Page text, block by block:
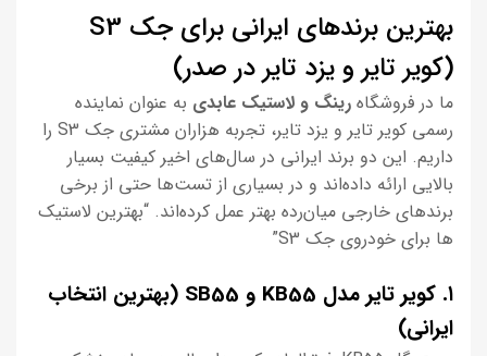
بهترین برندهای ایرانی برای جک S3
(کویر تایر و یزد تایر در صدر)
ما در فروشگاه رینگ و لاستیک عابدی به عنوان نماینده
رسمی کویر تایر و یزد تایر، تجربه هزاران مشتری جک S3 را
داریم. این دو برند ایرانی در سال‌های اخیر کیفیت بسیار
بالایی ارائه داده‌اند و در بسیاری از تست‌ها حتی از برخی
برندهای خارجی میان‌رده بهتر عمل کرده‌اند. “بهترین لاستیک
ها برای خودروی جک S3”
۱. کویر تایر مدل KB55 و SB55 (بهترین انتخاب
ایرانی)